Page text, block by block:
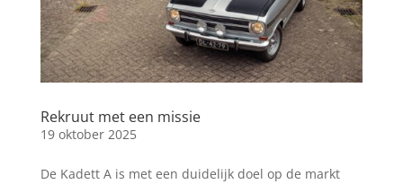
Rekruut met een missie
19 oktober 2025
De Kadett A is met een duidelijk doel op de markt